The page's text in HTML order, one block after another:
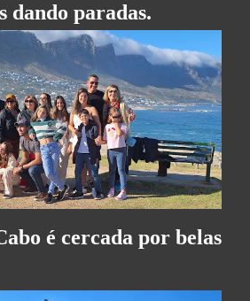
dando paradas.
é cercada por belas